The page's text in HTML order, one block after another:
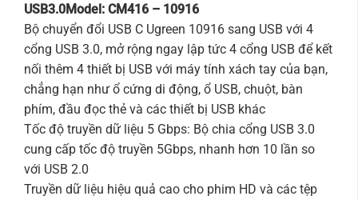
USB3.0Model: CM416 – 10916
Bộ chuyển đổi USB C Ugreen 10916 sang USB với 4
cổng USB 3.0, mở rộng ngay lập tức 4 cổng USB để kết
nối thêm 4 thiết bị USB với máy tính xách tay của bạn,
chẳng hạn như ổ cứng di động, ổ USB, chuột, bàn
phím, đầu đọc thẻ và các thiết bị USB khác
Tốc độ truyền dữ liệu 5 Gbps: Bộ chia cổng USB 3.0
cung cấp tốc độ truyền 5Gbps, nhanh hơn 10 lần so
với USB 2.0
Truyền dữ liệu hiệu quả cao cho phim HD và các tệp